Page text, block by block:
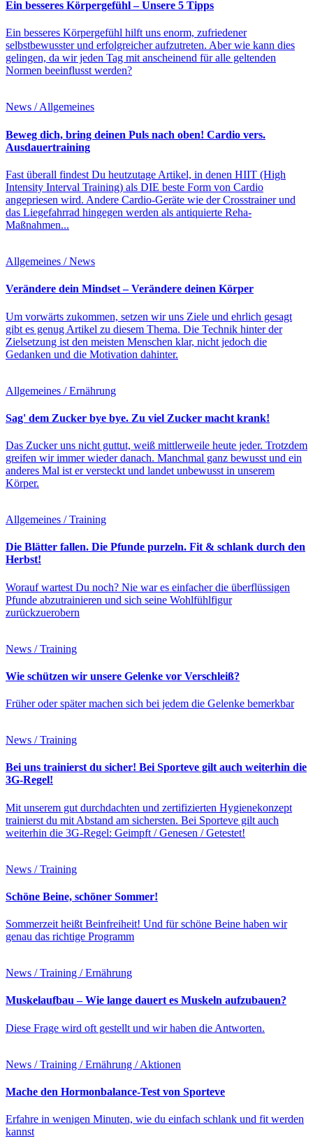
Ein besseres Körpergefühl – Unsere 5 Tipps
Ein besseres Körpergefühl hilft uns enorm, zufriedener
selbstbewusster und erfolgreicher aufzutreten. Aber wie kann dies
gelingen, da wir jeden Tag mit anscheinend für alle geltenden
Normen beeinflusst werden?
News / Allgemeines
Beweg dich, bring deinen Puls nach oben! Cardio vers.
Ausdauertraining
Fast überall findest Du heutzutage Artikel, in denen HIIT (High
Intensity Interval Training) als DIE beste Form von Cardio
angepriesen wird. Andere Cardio-Geräte wie der Crosstrainer und
das Liegefahrrad hingegen werden als antiquierte Reha-
Maßnahmen...
Allgemeines / News
Verändere dein Mindset – Verändere deinen Körper
Um vorwärts zukommen, setzen wir uns Ziele und ehrlich gesagt
gibt es genug Artikel zu diesem Thema. Die Technik hinter der
Zielsetzung ist den meisten Menschen klar, nicht jedoch die
Gedanken und die Motivation dahinter.
Allgemeines / Ernährung
Sag' dem Zucker bye bye. Zu viel Zucker macht krank!
Das Zucker uns nicht guttut, weiß mittlerweile heute jeder. Trotzdem
greifen wir immer wieder danach. Manchmal ganz bewusst und ein
anderes Mal ist er versteckt und landet unbewusst in unserem
Körper.
Allgemeines / Training
Die Blätter fallen. Die Pfunde purzeln. Fit & schlank durch den
Herbst!
Worauf wartest Du noch? Nie war es einfacher die überflüssigen
Pfunde abzutrainieren und sich seine Wohlfühlfigur
zurückzuerobern
News / Training
Wie schützen wir unsere Gelenke vor Verschleiß?
Früher oder später machen sich bei jedem die Gelenke bemerkbar
News / Training
Bei uns trainierst du sicher! Bei Sporteve gilt auch weiterhin die
3G-Regel!
Mit unserem gut durchdachten und zertifizierten Hygienekonzept
trainierst du mit Abstand am sichersten. Bei Sporteve gilt auch
weiterhin die 3G-Regel: Geimpft / Genesen / Getestet!
News / Training
Schöne Beine, schöner Sommer!
Sommerzeit heißt Beinfreiheit! Und für schöne Beine haben wir
genau das richtige Programm
News / Training / Ernährung
Muskelaufbau – Wie lange dauert es Muskeln aufzubauen?
Diese Frage wird oft gestellt und wir haben die Antworten.
News / Training / Ernährung / Aktionen
Mache den Hormonbalance-Test von Sporteve
Erfahre in wenigen Minuten, wie du einfach schlank und fit werden
kannst